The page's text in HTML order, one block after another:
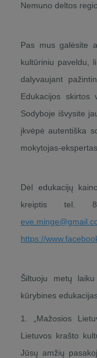
Nemuno deltos
Pas mus galėsite
kultūriniu paveldu,
dalyvaujant
Edukacijos skirtos
Sodyboje išvysite
įkvėpė autentiška
mokytojas-ekspertas.
Dėl edukacijų
kreiptis tel.
https://
Šiltuoju metų
kūrybines
1. „Mažosios
Lietuvos krašto
Jūsų amžių